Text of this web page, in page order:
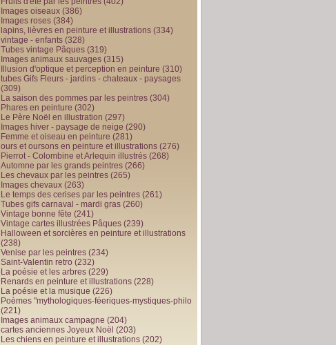
Images oiseaux (386)
Images roses (384)
lapins, lièvres en peinture et illustrations (334)
vintage - enfants (328)
Tubes vintage Pâques (319)
Images animaux sauvages (315)
Illusion d'optique et perception en peinture (310)
tubes Gifs Fleurs - jardins - chateaux - paysages
(309)
La saison des pommes par les peintres (304)
Phares en peinture (302)
Le Père Noël en illustration (297)
Images hiver - paysage de neige (290)
Femme et oiseau en peinture (281)
ours et oursons en peinture et illustrations (276)
Pierrot - Colombine et Arlequin illustrés (268)
Automne par les grands peintres (266)
Les chevaux par les peintres (265)
Images chevaux (263)
Le temps des cerises par les peintres (261)
Tubes gifs carnaval - mardi gras (260)
Vintage bonne fête (241)
Vintage cartes illustrées Pâques (239)
Halloween et sorcières en peinture et illustrations
(238)
Venise par les peintres (234)
Saint-Valentin retro (232)
La poésie et les arbres (229)
Renards en peinture et illustrations (228)
La poésie et la musique (226)
Poèmes "mythologiques-féeriques-mystiques-philo
(221)
Images animaux campagne (204)
cartes anciennes Joyeux Noël (203)
Les chiens en peinture et illustrations (202)